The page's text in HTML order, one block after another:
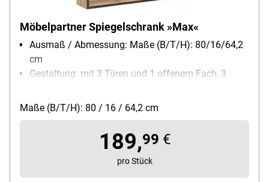
Möbelpartner Spiegelschrank »Max«
Ausmaß / Abmessung: Maße (B/T/H): 80/16/64,2
cm
Gestaltung: mit 3 Türen und 1 offenem Fach, 3
Anschlagdämpfung, Stiftgriff, LED-Aufbauleuchte
und Schalter-Steckdosenkombination
(Energieeffizienzklasse G, 8 Watt, 562 Lumen, 5700
Kelvin, Länge der Lampe: ca. 31 cm)
Fachböden verstellbar: Ja
Maße (B/T/H): 80 / 16 / 64,2 cm
189,99 €
pro Stück